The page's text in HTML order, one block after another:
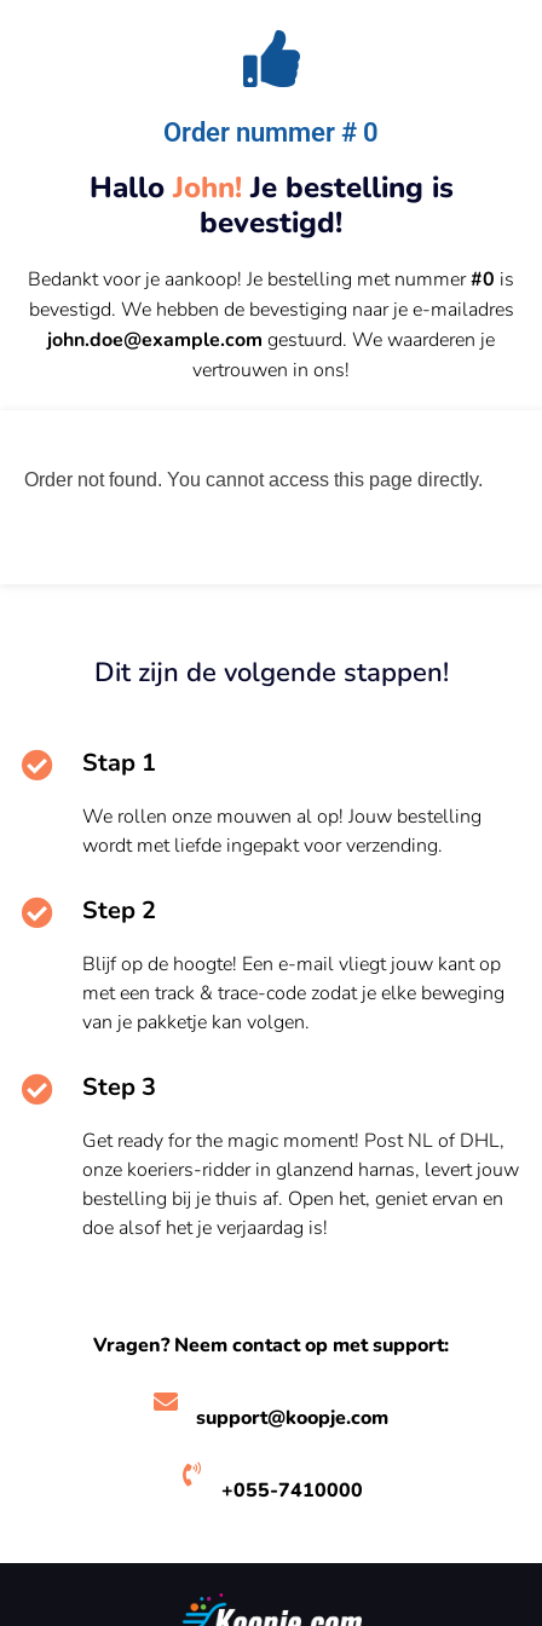
Order nummer # 0
HalloJohn! Je bestelling is
bevestigd!
Bedankt voor je aankoop! Je bestelling met nummer#0 is
bevestigd. We hebben de bevestiging naar je e-mailadres
john.doe@example.com gestuurd. We waarderen je
vertrouwen in ons!
Order not found. You cannot access this page directly.
Dit zijn de volgende stappen!
Stap 1
We rollen onze mouwen al op! Jouw bestelling
wordt met liefde ingepakt voor verzending.
Step 2
Blijf op de hoogte! Een e-mail vliegt jouw kant op
met een track & trace-code zodat je elke beweging
van je pakketje kan volgen.
Step 3
Get ready for the magic moment! Post NL of DHL,
onze koeriers-ridder in glanzend harnas, levert jouw
bestelling bij je thuis af. Open het, geniet ervan en
doe alsof het je verjaardag is!
Vragen? Neem contact op met support:
support@koopje.com
+055-7410000